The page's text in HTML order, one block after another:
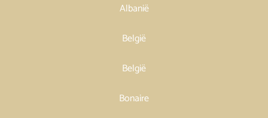
Albanië
België
België
Bonaire